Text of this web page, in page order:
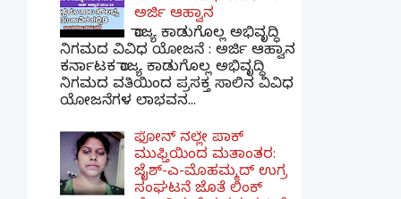
ಅರ್ಜಿ ಆಹ್ವಾನ
ರಾಜ್ಯ ಕಾಡುಗೊಲ್ಲ ಅಭಿವೃದ್ಧಿ
ನಿಗಮದ ವಿವಿಧ ಯೋಜನೆ : ಅರ್ಜಿ ಆಹ್ವಾನ
ಕರ್ನಾಟಕ ರಾಜ್ಯ ಕಾಡುಗೊಲ್ಲ ಅಭಿವೃದ್ಧಿ
ನಿಗಮದ ವತಿಯಿಂದ ಪ್ರಸಕ್ತ ಸಾಲಿನ ವಿವಿಧ
ಯೋಜನೆಗಳ ಲಾಭವನ...
ಫೋನ್ ನಲ್ಲೇ ಪಾಕ್
ಮುಫ್ತಿಯಿಂದ ಮತಾಂತರ:
ಜೈಶ್-ಎ-ಮೊಹಮ್ಮದ್ ಉಗ್ರ
ಸಂಘಟನೆ ಜೊತೆ ಲಿಂಕ್